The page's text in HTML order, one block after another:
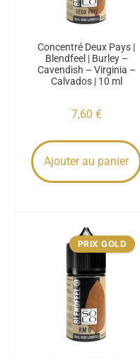
Concentré Deux Pays |
Blendfeel | Burley –
Cavendish – Virginia –
Calvados | 10 ml
7,60 €
Ajouter au panier
PRIX GOLD